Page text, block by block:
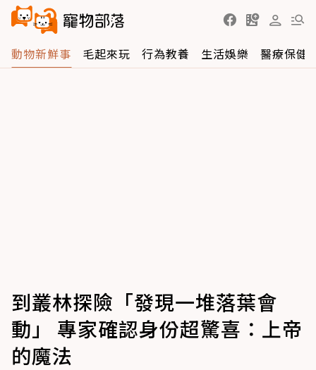
動物新鮮事 毛起來玩 行為教養 生活娛樂 醫療保健
到叢林探險「發現一堆落葉會
動」 專家確認身份超驚喜：上帝
的魔法